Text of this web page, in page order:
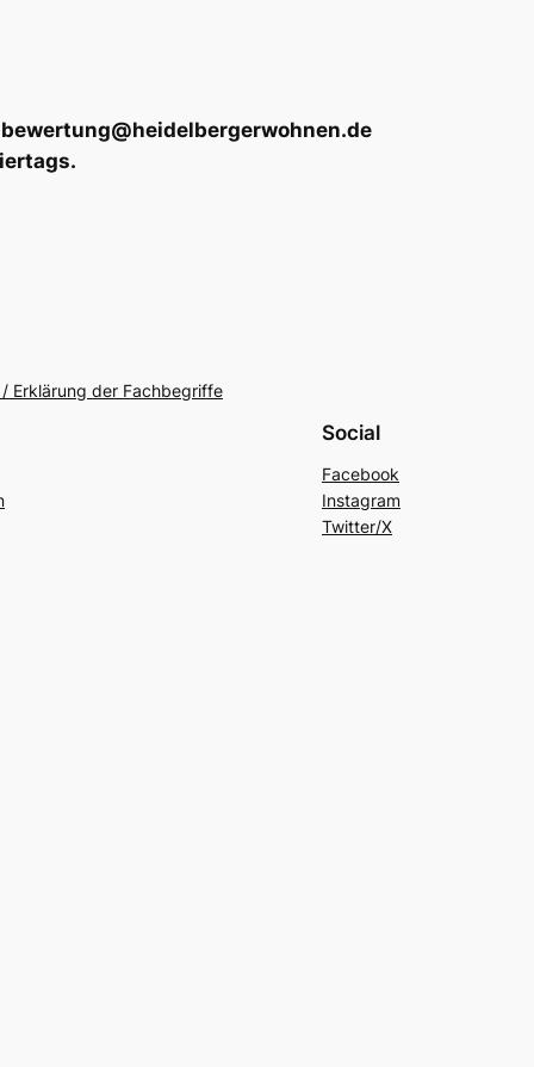
Erklärung der Fachbegriffe
Social
Facebook
Instagram
Twitter/X